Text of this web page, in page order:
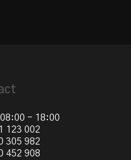
08:00 - 18:00
123 002
305 982
452 908